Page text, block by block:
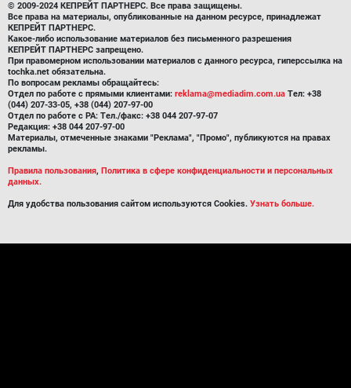
© 2009-2024 КЕПРЕЙТ ПАРТНЕРС. Все права защищены.
Все права на материалы, опубликованные на данном ресурсе, принадлежат
КЕПРЕЙТ ПАРТНЕРС.
Какое-либо использование материалов без письменного разрешения
КЕПРЕЙТ ПАРТНЕРС запрещено.
При правомерном использовании материалов с данного ресурса, гиперссылка на
tochka.net обязательна.
По вопросам рекламы обращайтесь:
Отдел по работе с прямыми клиентами: reklama@mediadim.com.ua Тел: +38
(044) 207-33-05, +38 (044) 207-97-00
Отдел по работе с РА: Тел./факс: +38 044 207-97-07
Редакция: +38 044 207-97-00
Материалы, отмеченные знаками "Реклама", "Промо", публикуются на правах
рекламы.
Правила пользования, Политика в сфере конфиденциальности и персональных
данных.
Для удобства пользования сайтом используются Cookies. Узнать больше.